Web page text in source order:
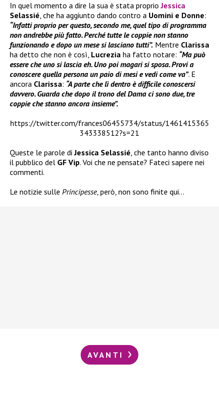
In quel momento a dire la sua è stata proprioJessica
Selassié, che ha aggiunto dando contro a Uomini e Donne:
“Infatti proprio per questo, secondo me, quel tipo di programma
non andrebbe più fatto. Perché tutte le coppie non stanno
funzionando e dopo un mese si lasciano tutti”. Mentre Clarissa
ha detto che non è così, Lucrezia ha fatto notare: “Ma può
essere che uno si lascia eh. Uno poi magari si sposa. Provi a
conoscere quella persona un paio di mesi e vedi come va”. E
ancora Clarissa: “A parte che lì dentro è difficile conoscersi
davvero. Guarda che dopo il trono del Dama ci sono due, tre
coppie che stanno ancora insieme”.
https://twitter.com/frances06455734/status/1461415365
343338512?s=21
Queste le parole diJessica Selassié, che tanto hanno diviso
il pubblico del GF Vip. Voi che ne pensate? Fateci sapere nei
commenti.
Le notizie sulle Principesse, però, non sono finite qui…
AVANTI